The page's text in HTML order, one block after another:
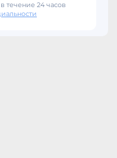
течение 24 часов